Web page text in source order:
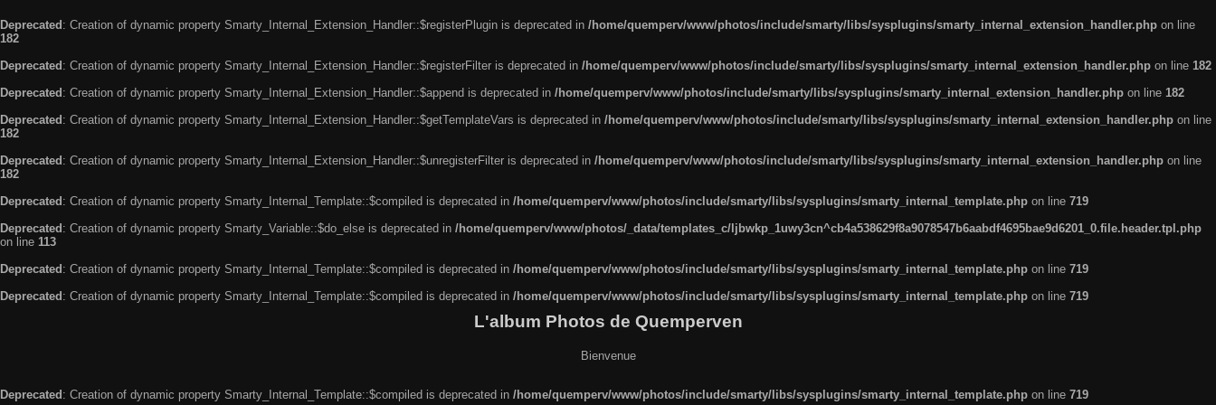
Deprecated : Creation of dynamic property Smarty_Internal_Extension_Handler::$registerPlugin is deprecated in /home/quemperv/www/photos/include/smarty/libs/sysplugins/smarty_internal_extension_handler.php on line
182
Deprecated : Creation of dynamic property Smarty_Internal_Extension_Handler::$registerFilter is deprecated in /home/quemperv/www/photos/include/smarty/libs/sysplugins/smarty_internal_extension_handler.php on line 182
Deprecated : Creation of dynamic property Smarty_Internal_Extension_Handler::$append is deprecated in /home/quemperv/www/photos/include/smarty/libs/sysplugins/smarty_internal_extension_handler.php on line 182
Deprecated : Creation of dynamic property Smarty_Internal_Extension_Handler::$getTemplateVars is deprecated in /home/quemperv/www/photos/include/smarty/libs/sysplugins/smarty_internal_extension_handler.php on line
182
Deprecated : Creation of dynamic property Smarty_Internal_Extension_Handler::$unregisterFilter is deprecated in /home/quemperv/www/photos/include/smarty/libs/sysplugins/smarty_internal_extension_handler.php on line
182
Deprecated : Creation of dynamic property Smarty_Internal_Template::$compiled is deprecated in /home/quemperv/www/photos/include/smarty/libs/sysplugins/smarty_internal_template.php on line 719
Deprecated : Creation of dynamic property Smarty_Variable::$do_else is deprecated in /home/quemperv/www/photos/_data/templates_c/ljbwkp_1uwy3cn^cb4a538629f8a9078547b6aabdf4695bae9d6201_0.file.header.tpl.php
on line 113
Deprecated : Creation of dynamic property Smarty_Internal_Template::$compiled is deprecated in /home/quemperv/www/photos/include/smarty/libs/sysplugins/smarty_internal_template.php on line 719
Deprecated : Creation of dynamic property Smarty_Internal_Template::$compiled is deprecated in /home/quemperv/www/photos/include/smarty/libs/sysplugins/smarty_internal_template.php on line 719
L'album Photos de Quemperven
Bienvenue
Deprecated: Creation of dynamic property Smarty_Internal_Template::$compiled is deprecated in /home/quemperv/www/photos/include/smarty/libs/sysplugins/smarty_internal_template.php on line 719